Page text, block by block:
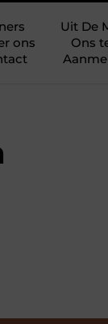
Uit De
ons
Ons